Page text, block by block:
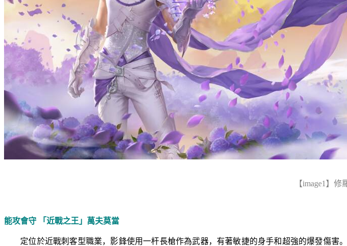
【image1 】修
能攻會守 「近戰之王」萬夫莫當
定位於近戰刺客型職業，影鋒使用一杆長槍作為武器，有著敏捷的身手和超強的爆發傷